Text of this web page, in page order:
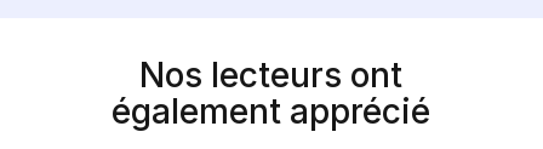
Nos lecteurs ont
également apprécié